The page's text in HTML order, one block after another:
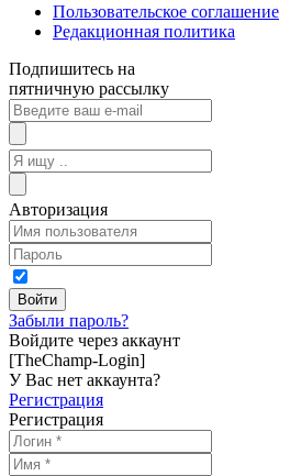
Пользовательское соглашение
Редакционная политика
Подпишитесь на
пятничную рассылку
Авторизация
Забыли пароль?
Войдите через аккаунт
[TheChamp-Login]
У Вас нет аккаунта?
Регистрация
Регистрация